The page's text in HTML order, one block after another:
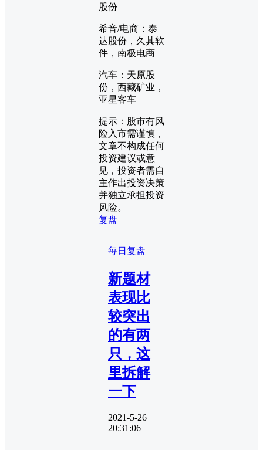
股份
希音/电商：泰
达股份，久其软
件，南极电商
汽车：天原股
份，西藏矿业，
亚星客车
提示：股市有风
险入市需谨慎，
文章不构成任何
投资建议或意
见，投资者需自
主作出投资决策
并独立承担投资
风险。
复盘
每日复盘
新题材
表现比
较突出
的有两
只，这
里拆解
一下
2021-5-26
20:31:06